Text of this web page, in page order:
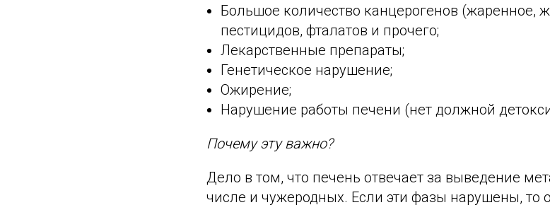
Большое количество канцерогенов (жаренное,
пестицидов, фталатов и прочего;
Лекарственные препараты;
Генетическое нарушение;
Ожирение;
Нарушение работы печени (нет должной
Почему эту важно?
Дело в том, что печень отвечает за выведение
числе и чужеродных. Если эти фазы нарушены, то